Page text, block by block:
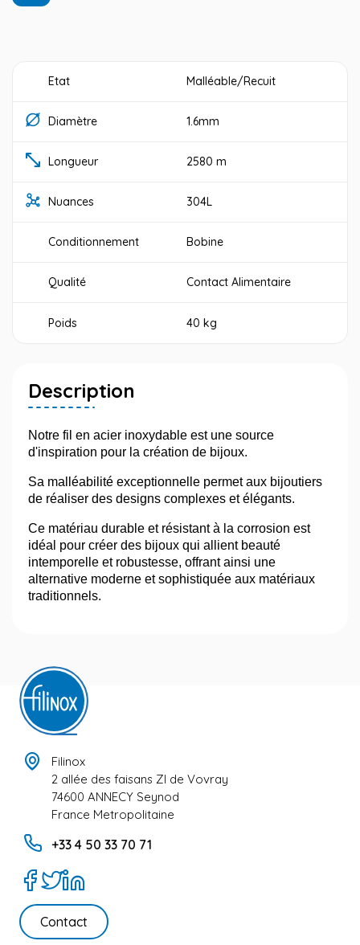
Etat Malléable/Recuit
Diamètre 1.6mm
Longueur 2580 m
Nuances 304L
Conditionnement Bobine
Qualité Contact Alimentaire
Poids 40 kg
Description
Notre fil en acier inoxydable est une source
d'inspiration pour la création de bijoux.
Sa malléabilité exceptionnelle permet aux bijoutiers
de réaliser des designs complexes et élégants.
Ce matériau durable et résistant à la corrosion est
idéal pour créer des bijoux qui allient beauté
intemporelle et robustesse, offrant ainsi une
alternative moderne et sophistiquée aux matériaux
traditionnels.
Filinox
2 allée des faisans ZI de Vovray
74600 ANNECY Seynod
France Metropolitaine
+33 4 50 33 70 71
Contact